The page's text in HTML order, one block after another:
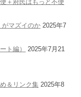
＋府民はもっと不便
がマズイのか 2025年7
ト編）
2025年7月21
＆リンク集 2025年8